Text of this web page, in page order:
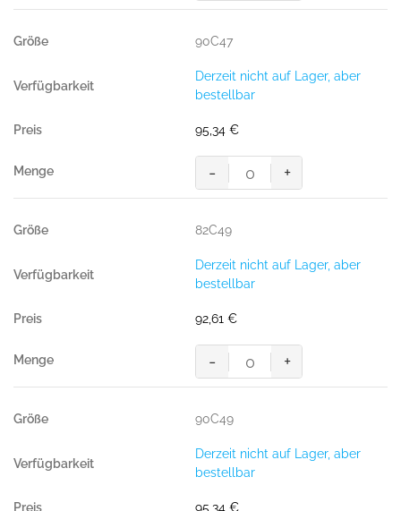
Menge
90C47
Derzeit nicht auf Lager, aber
bestellbar
95,34 €
MASCOT® LERIDA BUNDHOSE
Menge
- +
82C49
Derzeit nicht auf Lager, aber
bestellbar
92,61 €
MASCOT® LERIDA BUNDHOSE
Menge
- +
90C49
Derzeit nicht auf Lager, aber
bestellbar
95,34 €